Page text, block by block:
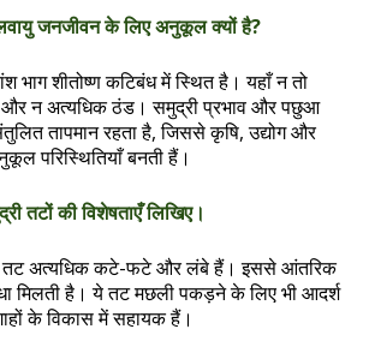
जनजीवन के लिए अनुकूल क्यों है?
भाग शीतोष्ण कटिबंध में स्थित है। यहाँ न तो
और न अत्यधिक ठंड। समुद्री प्रभाव और पछुआ
तापमान रहता है, जिससे कृषि, उद्योग और
परिस्थितियाँ बनती हैं।
तटों की विशेषताएँ लिखिए।
तट अत्यधिक कटे-फटे और लंबे हैं। इससे आंतरिक
मिलती है। ये तट मछली पकड़ने के लिए भी आदर्श
के विकास में सहायक हैं।